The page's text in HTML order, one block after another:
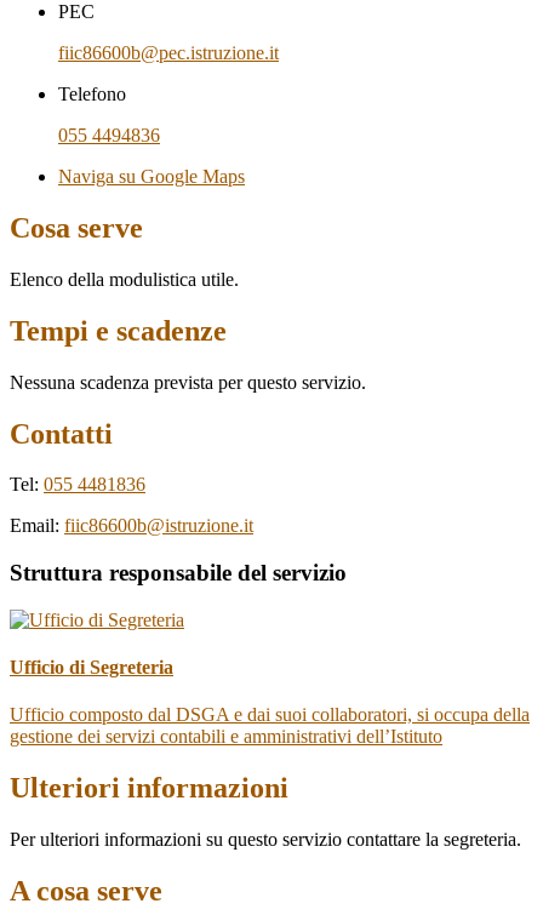
PEC
fiic86600b@pec.istruzione.it
Telefono
055 4494836
Naviga su Google Maps
Cosa serve
Elenco della modulistica utile.
Tempi e scadenze
Nessuna scadenza prevista per questo servizio.
Contatti
Tel: 055 4481836
Email: fiic86600b@istruzione.it
Struttura responsabile del servizio
Ufficio di Segreteria
Ufficio composto dal DSGA e dai suoi collaboratori, si occupa della
gestione dei servizi contabili e amministrativi dell’Istituto
Ulteriori informazioni
Per ulteriori informazioni su questo servizio contattare la segreteria.
A cosa serve